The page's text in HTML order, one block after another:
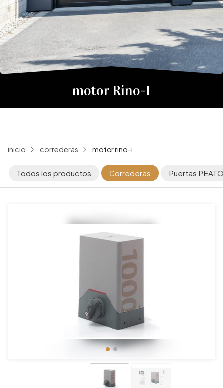
motor Rino-I
inicio correderas motor rino-i
Todos los productos Correderas Puertas